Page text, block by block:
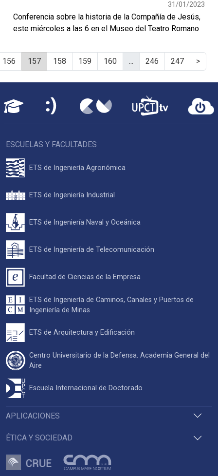
31/01/2023
Conferencia sobre la historia de la Compañía de Jesús,
este miércoles a las 6 en el Museo del Teatro Romano
156 157 158 159 160 ... 246 247 >
APLICACIONES
ÉTICA Y SOCIEDAD
ESCUELAS Y FACULTADES
ETS de Ingeniería Agronómica
ETS de Ingeniería Industrial
ETS de Ingeniería Naval y Oceánica
ETS de Ingeniería de Telecomunicación
Facultad de Ciencias de la Empresa
ETS de Ingeniería de Caminos, Canales y Puertos de
Ingeniería de Minas
ETS de Arquitectura y Edificación
Centro Universitario de la Defensa. Academia General del
Aire
Escuela Internacional de Doctorado